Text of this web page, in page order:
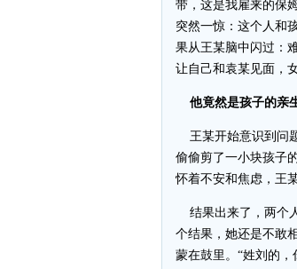
带，这是我雇来的保
突然一惊：这个人和
果从王某脑中闪过：
让自己和袁某见面，
他竟然是孩子的亲
王某开始意识到问
偷偷剪了一小块孩子
怀着不安和焦虑，王
结果出来了，两个
个结果，她还是不敢
蒙在鼓里。“姓刘的